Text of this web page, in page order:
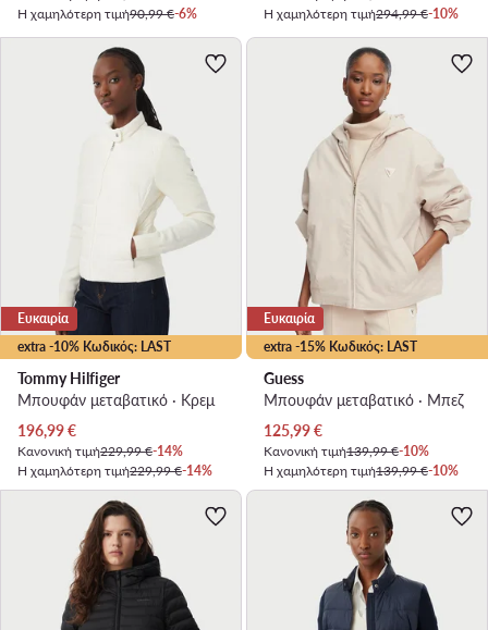
Η χαμηλότερη τιμή90,99 €-6%
Η χαμηλότερη τιμή294,99 €-10%
extra -10% Κωδικός: LAST
Ευκαιρία
Tommy Hilfiger
Μπουφάν μεταβατικό · Κρεμ
Τρέχουσα τιμή
196,99€
Κανονική τιμή229,99 €-14%
Η χαμηλότερη τιμή229,99 €-14%
extra -15% Κωδικός: LAST
Ευκαιρία
Guess
Μπουφάν μεταβατικό · Μπεζ
Τρέχουσα τιμή
125,99€
Κανονική τιμή139,99 €-10%
Η χαμηλότερη τιμή139,99 €-10%